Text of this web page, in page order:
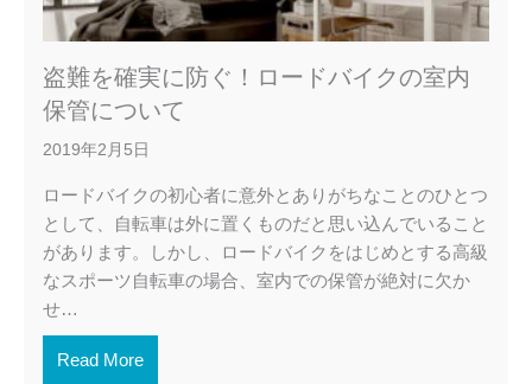
盗難を確実に防ぐ！ロードバイクの室内
保管について
2019年2月5日
ロードバイクの初心者に意外とありがちなことのひとつ
として、自転車は外に置くものだと思い込んでいること
があります。しかし、ロードバイクをはじめとする高級
なスポーツ自転車の場合、室内での保管が絶対に欠か
せ…
Read More